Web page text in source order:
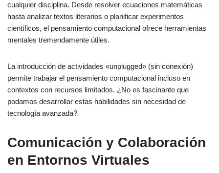
cualquier disciplina. Desde resolver ecuaciones matemáticas
hasta analizar textos literarios o planificar experimentos
científicos, el pensamiento computacional ofrece herramientas
mentales tremendamente útiles.
La introducción de actividades «unplugged» (sin conexión)
permite trabajar el pensamiento computacional incluso en
contextos con recursos limitados. ¿No es fascinante que
podamos desarrollar estas habilidades sin necesidad de
tecnología avanzada?
Comunicación y Colaboración
en Entornos Virtuales